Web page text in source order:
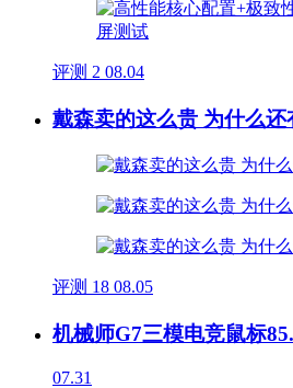
评测 2 08.04
戴森卖的这么贵 为什么还
评测 18 08.05
机械师G7三模电竞鼠标
07.31